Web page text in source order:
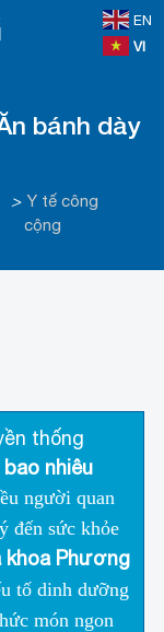
EN
VI
bánh dày
> Y tế công
cộng
thống
nhiêu
người quan
đến sức khỏe
khoa Phương
tố dinh dưỡng
món ngon